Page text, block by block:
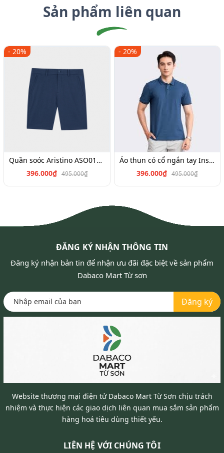
Sản phẩm liên quan
- 20%
Quần soóc Aristino ASO017S3,Insidemen SO026S3,ISO025S3
396.000₫ 495.000₫
- 20%
Áo thun có cổ ngắn tay Insidemen IPS040S3, IPS034S3,IPS022S3,IPS019S3,IPS064S2
396.000₫ 495.000₫
ĐĂNG KÝ NHẬN THÔNG TIN
Đăng ký nhận bản tin để nhận ưu đãi đặc biệt về sản phẩm
Dabaco Mart Từ sơn
Đăng ký
Website thương mại điện tử Dabaco Mart Từ Sơn chịu trách
nhiệm và thực hiện các giao dịch liên quan mua sắm sản phẩm
hàng hoá tiêu dùng thiết yếu.
LIÊN HỆ VỚI CHÚNG TÔI